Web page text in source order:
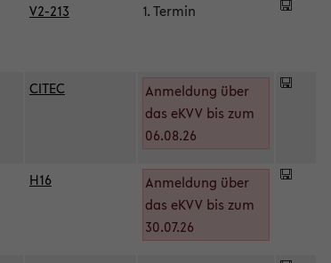
V2-213 1. Termin
CITEC
Anmeldung über
das eKVV bis zum
06.08.26
H16
Anmeldung über
das eKVV bis zum
30.07.26